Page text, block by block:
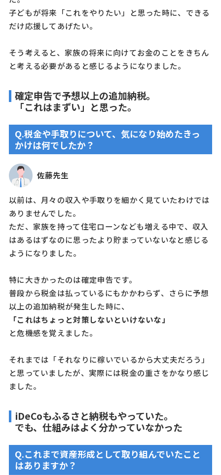
子どもが将来「これをやりたい」と思った時に、できる
だけ応援してあげたい。
そう考えると、家族の将来に向けてお金のことをきちん
と考える必要があると感じるようになりました。
確定申告で予想以上の追加納税。
「これはまずい」と思った。
Q.税金や手取りについて、気になり始めたきっ
かけは何でしたか？
佐藤先生
以前は、月々の収入や手取りを細かく見ていたわけでは
ありませんでした。
ただ、家族を持って住宅ローンなども増える中で、収入
はあるはずなのに思ったより貯まっていないなと感じる
ようになりました。
特に大きかったのは確定申告です。
普段から税金は払っているにもかかわらず、さらに予想
以上の追加納税が発生した時に、
「これはちょっと対策しないといけないな」
と危機感を覚えました。
それまでは「それなりに稼いでいるから大丈夫だろう」
と思っていましたが、実際には税金の重さをかなり感じ
ました。
iDeCoもふるさと納税もやっていた。
でも、仕組みはよく分かっていなかった
Q.これまで資産形成として取り組んでいたこと
はありますか？